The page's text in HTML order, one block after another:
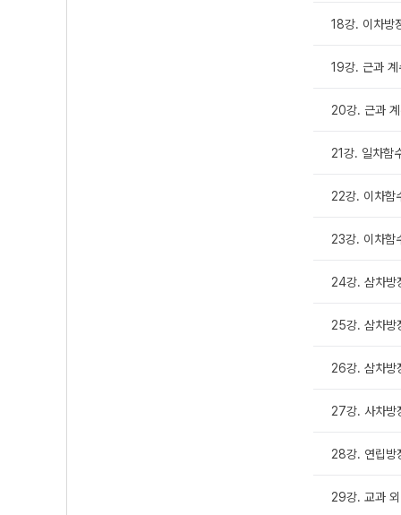
18강. 이차방
19강. 근과 계
20강. 근과
21강. 일차함
22강. 이차함
23강. 이차함
24강. 삼차방
25강. 삼차방
26강. 삼차방
27강. 사차방
28강. 연립방
29강. 교과